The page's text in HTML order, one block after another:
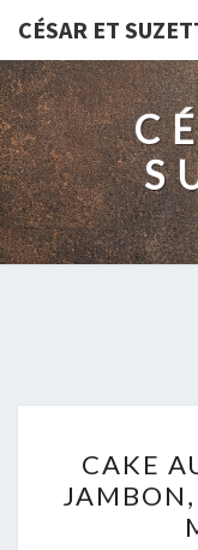
CÉSAR ET
CAKE